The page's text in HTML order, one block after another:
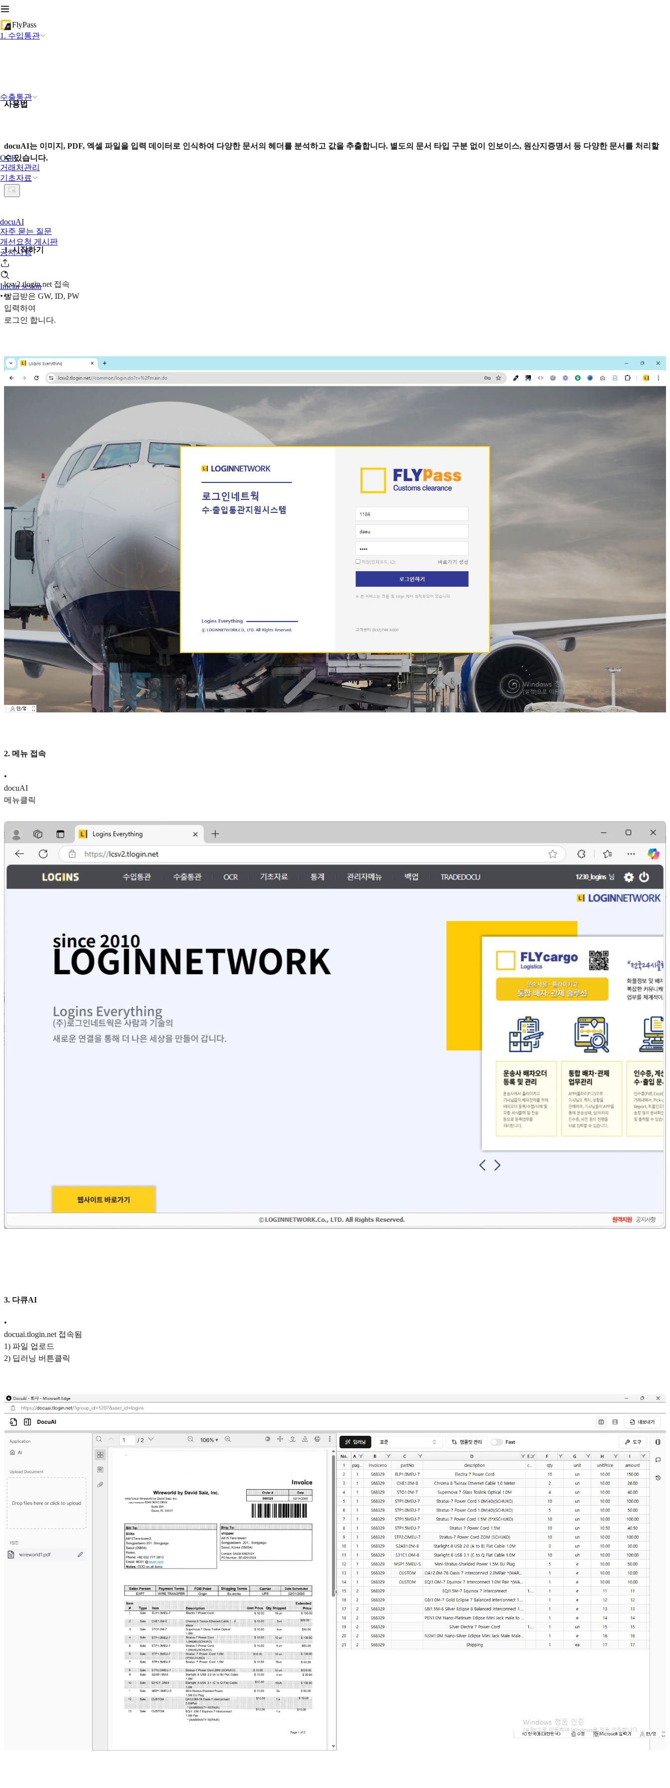
FlyPass
1. 수입통관
수출통관
OCR
거래처관리
기초자료
docuAI
자주 묻는 질문
개선요청 게시판
공지사항
Iniciar sesión
사용법
docuAI는 이미지, PDF, 엑셀 파일을 입력 데이터로 인식하여 다양한 문서의 헤더를 분석하고 값을 추출합니다. 별도의 문서 타입 구분 없이 인보이스, 원산지증명서 등 다양한 문서를 처리할
수 있습니다.
1. 시작하기
•
lcsv2.tlogin.net 접속
발급받은 GW, ID, PW
입력하여
로그인 합니다.
2. 메뉴 접속
•
docuAI
메뉴클릭
3. 다큐AI
•
docuai.tlogin.net 접속됨
1) 파일 업로드
2) 딥러닝 버튼클릭